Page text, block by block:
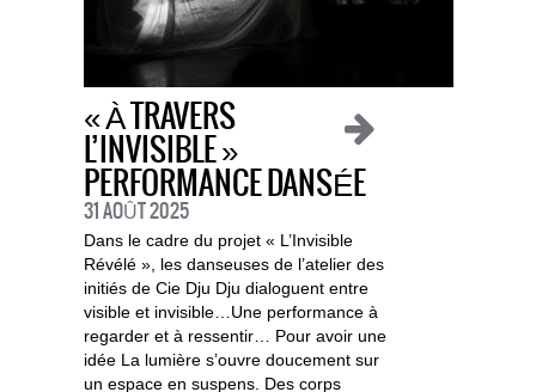
« À TRAVERS
L’INVISIBLE »
PERFORMANCE DANSÉE
31 AOÛT 2025
Dans le cadre du projet « L’Invisible
Révélé », les danseuses de l’atelier des
initiés de Cie Dju Dju dialoguent entre
visible et invisible…Une performance à
regarder et à ressentir… Pour avoir une
idée La lumière s’ouvre doucement sur
un espace en suspens. Des corps